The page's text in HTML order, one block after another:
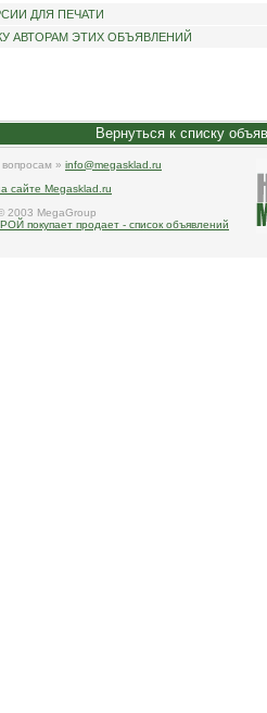
ДЛЯ ПЕЧАТИ
АВТОРАМ ЭТИХ ОБЪЯВЛЕНИЙ
Вернуться к списку
» info@megasklad.ru
сайте Megasklad.ru
2003 MegaGroup
покупает продает - список объявлений